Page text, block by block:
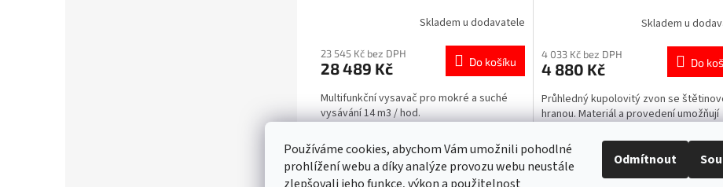
Používáme cookies, abychom Vám umožnili pohodlné
prohlížení webu a díky analýze provozu webu neustále
Odmítnout
Skladem u dodavatele
23 545 Kč bez DPH
28 489 Kč Do košíku
Multifunkční vysavač pro mokré a suché
vysávání 14 m3 / hod.
Skladem u
4 033 Kč bez DPH
4 880 Kč Do
Průhledný kupolovitý zvon se
hranou. Materiál a provedení umožňují
chování. Štětiny směřující dolů
zvonu jemně se...
O